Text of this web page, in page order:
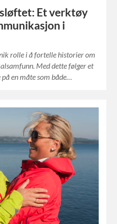
Et verktøy
i
rolle i å fortelle historier om
Med dette følger et
en måte som både…